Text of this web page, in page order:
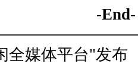
-End-
全媒体平台"发布